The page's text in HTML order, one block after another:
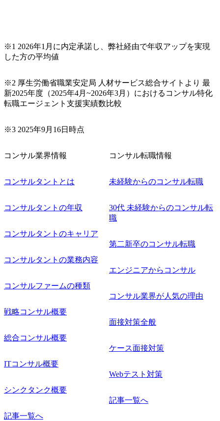
※1 2026年1月に内定承諾し、弊社経由で年収アップを実現
した方の平均値
※2 厚生労働省職業安定局 人材サービス総合サイトより 最
新2025年度（2025年4月~2026年3月）におけるコンサル特化
転職エージェント支援実績数比較
※3 2025年9月16日時点
コンサル業界情報
コンサルタントとは
コンサルタントの年収
コンサルタントのキャリア
コンサルタントの業務内容
コンサルファームの種類
戦略コンサル概要
総合コンサル概要
ITコンサル概要
シンクタンク概要
記事一覧へ
コンサル転職情報
未経験からのコンサル転職
30代 未経験からのコンサル転
職
第二新卒のコンサル転職
エンジニアからコンサル
コンサル業界が人気の理由
面接対策全般
ケース面接対策
Webテスト対策
記事一覧へ